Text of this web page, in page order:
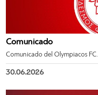
Comunicado
Comunicado del Olympiacos FC.
30.06.2026